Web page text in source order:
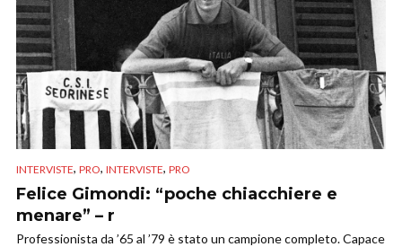
INTERVISTE, PRO, INTERVISTE, PRO
Felice Gimondi: “poche chiacchiere e
menare” – r
Professionista da ’65 al ’79 è stato un campione completo. Capace